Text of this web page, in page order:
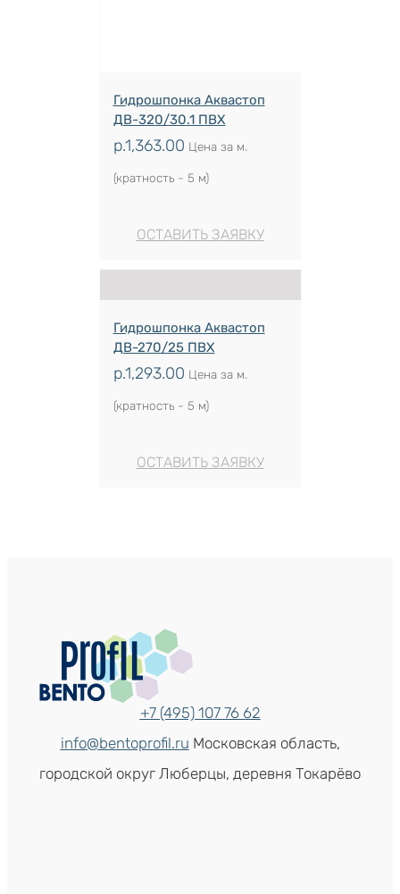
Гидрошпонка Аквастоп
ДВ-320/30.1 ПВХ
р.1,363.00 Цена за м.
(кратность - 5 м)
ОСТАВИТЬ ЗАЯВКУ
Гидрошпонка Аквастоп
ДВ-270/25 ПВХ
р.1,293.00 Цена за м.
(кратность - 5 м)
ОСТАВИТЬ ЗАЯВКУ
+7 (495) 107 76 62
info@bentoprofil.ru Московская область,
городской округ Люберцы, деревня Токарёво